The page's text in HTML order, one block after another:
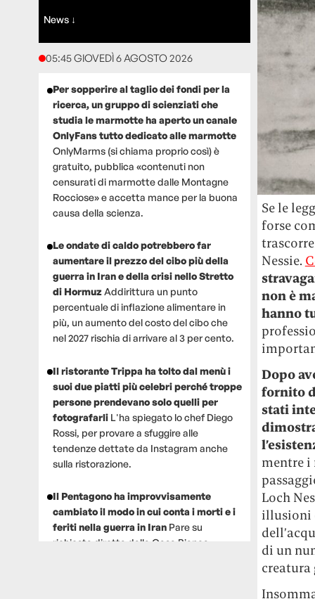
News ↓
05:45 GIOVEDÌ 6 AGOSTO 2026
Per sopperire al taglio dei fondi per la
ricerca, un gruppo di scienziati che
studia le marmotte ha aperto un canale
OnlyFans tutto dedicato alle marmotte
OnlyMarms (si chiama proprio così) è
gratuito, pubblica «contenuti non
censurati di marmotte dalle Montagne
Rocciose» e accetta mance per la buona
causa della scienza.
Le ondate di caldo potrebbero far
aumentare il prezzo del cibo più della
guerra in Iran e della crisi nello Stretto
di HormuzAddirittura un punto
percentuale di inflazione alimentare in
più, un aumento del costo del cibo che
nel 2027 rischia di arrivare al 3 per cento.
Il ristorante Trippa ha tolto dal menù i
suoi due piatti più celebri perché troppe
persone prendevano solo quelli per
fotografarli L'ha spiegato lo chef Diego
Rossi, per provare a sfuggire alle
tendenze dettate da Instagram anche
sulla ristorazione.
Il Pentagono ha improvvisamente
cambiato il modo in cui conta i morti e i
feriti nella guerra in Iran Pare su
richiesta diretta dalla Casa Bianca.
Se le
forse
Nessie.
non è
hanno
Dopo
fornito
stati
mentre i
Loch
illusioni
di un
creatura